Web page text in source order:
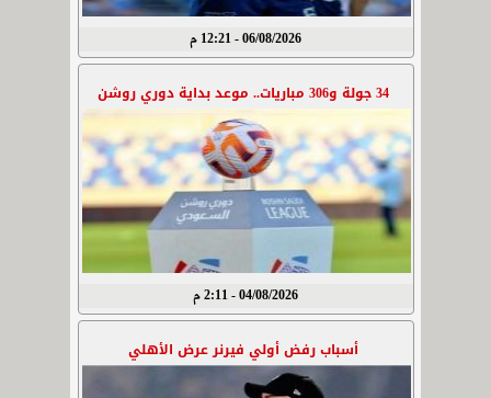
06/08/2026 - 12:21 م
34 جولة و306 مباريات.. موعد بداية دوري روشن
04/08/2026 - 2:11 م
أسباب رفض أولي فيرنر عرض الأهلي